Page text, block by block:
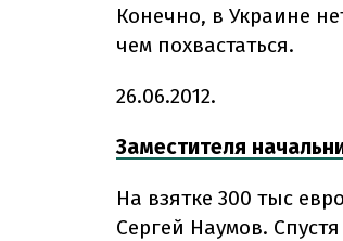
Конечно, в Украине
чем похвастаться.
26.06.2012.
Заместителя
На взятке 300 тыс
Сергей Наумов.